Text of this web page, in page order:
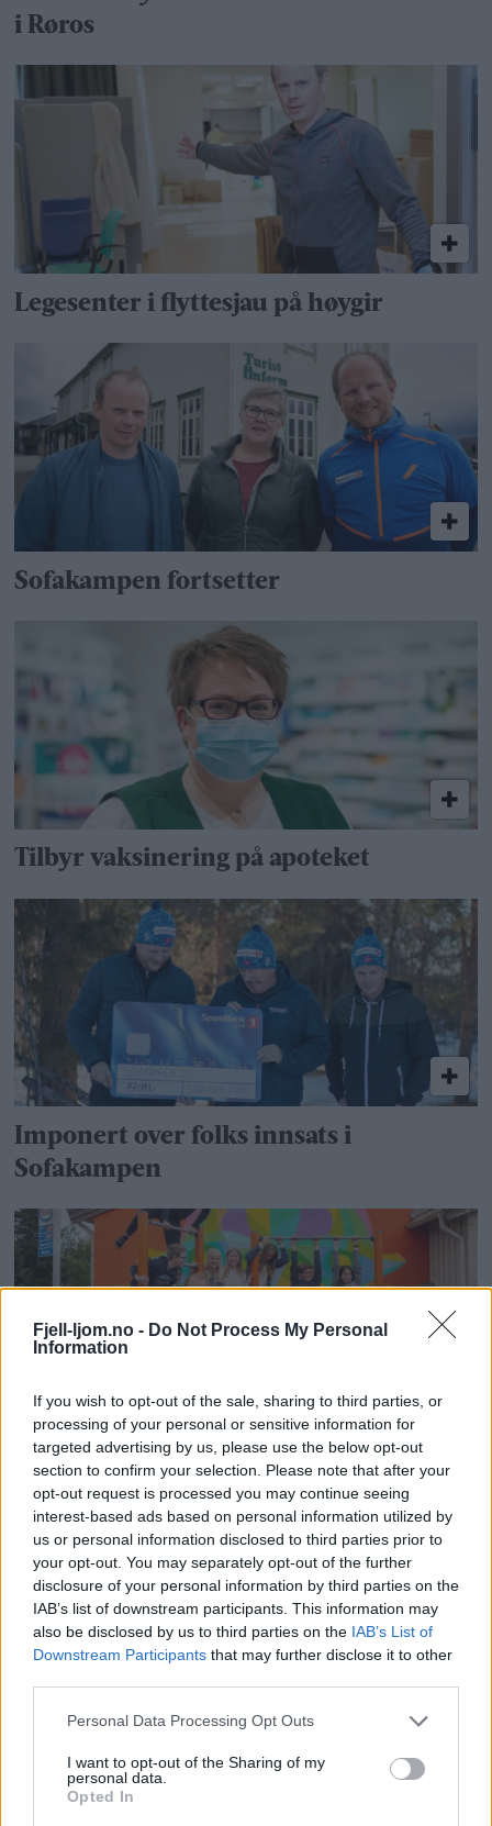
Fjell-ljom.no - Do Not Process My Personal
Information
If you wish to opt-out of the sale, sharing to third parties, or
processing of your personal or sensitive information for
targeted advertising by us, please use the below opt-out
section to confirm your selection. Please note that after your
opt-out request is processed you may continue seeing
interest-based ads based on personal information utilized by
us or personal information disclosed to third parties prior to
your opt-out. You may separately opt-out of the further
disclosure of your personal information by third parties on the
IAB’s list of downstream participants. This information may
also be disclosed by us to third parties on the IAB’s List of
Downstream Participants that may further disclose it to other
Personal Data Processing Opt Outs
I want to opt-out of the Sharing of my
personal data.
Opted In
i Røros
Legesenter i flyttesjau på høygir
Sofakampen fortsetter
Tilbyr vaksinering på apoteket
Imponert over folks innsats i
Sofakampen
Skolegården har fått nye apparater og
volleyballbane
Klart for en ny sesong av Sofakampen